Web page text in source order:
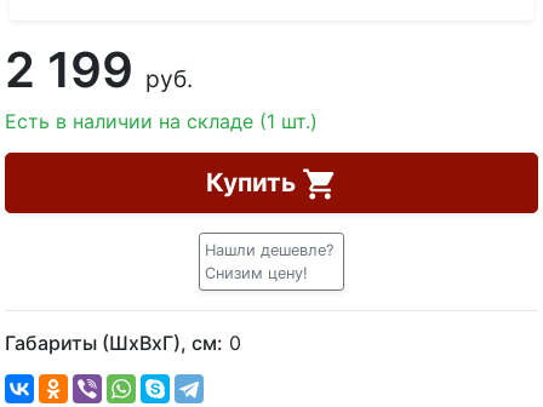
2 199 руб.
Есть в наличии на складе (1 шт.)
Купить
Нашли дешевле?
Снизим цену!
Габариты (ШхВхГ), см: 0